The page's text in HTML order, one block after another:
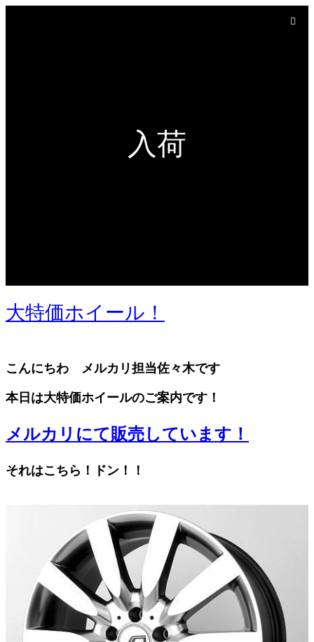
入荷
大特価ホイール！
こんにちわ メルカリ担当佐々木です
本日は大特価ホイールのご案内です！
メルカリにて販売しています！
それはこちら！ドン！！